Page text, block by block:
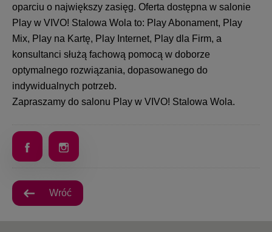
oparciu o największy zasięg. Oferta dostępna w salonie
Play w VIVO! Stalowa Wola to: Play Abonament, Play
Mix, Play na Kartę, Play Internet, Play dla Firm, a
konsultanci służą fachową pomocą w doborze
optymalnego rozwiązania, dopasowanego do
indywidualnych potrzeb.
Zapraszamy do salonu Play w VIVO! Stalowa Wola.
Wróć